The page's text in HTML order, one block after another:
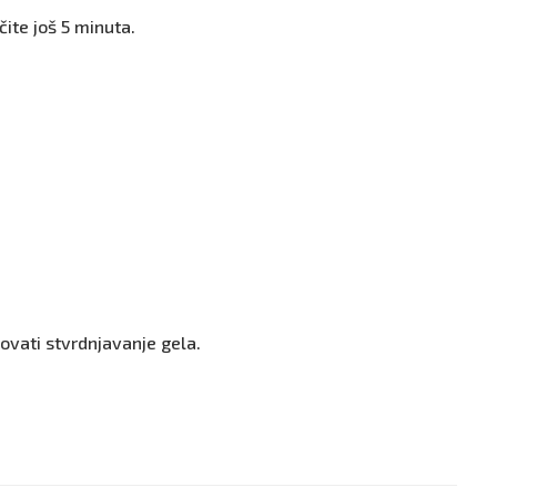
još 5 minuta.
stvrdnjavanje gela.